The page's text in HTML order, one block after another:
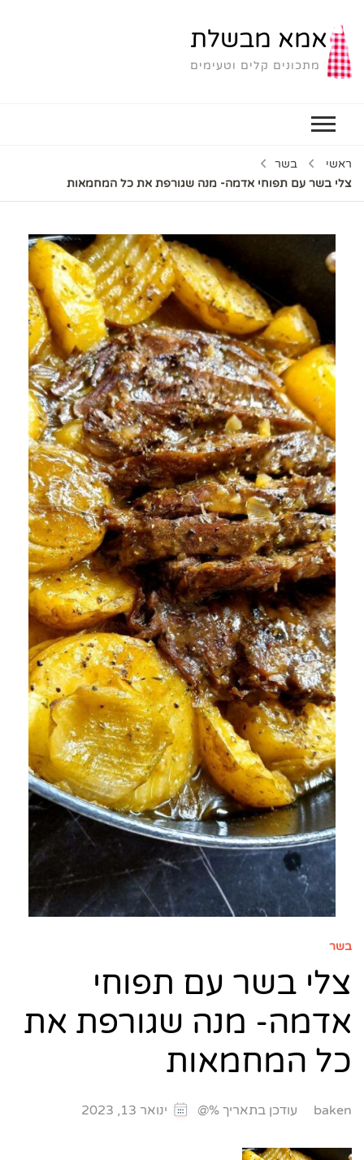
אמא מבשלת
מתכונים קלים וטעימים
ראשי
בשר
צלי בשר עם תפוחי אדמה- מנה שגורפת את כל המחמאות
בשר
צלי בשר עם תפוחי
אדמה- מנה שגורפת את
כל המחמאות
baken עודכן בתאריך %@ ינואר 13, 2023